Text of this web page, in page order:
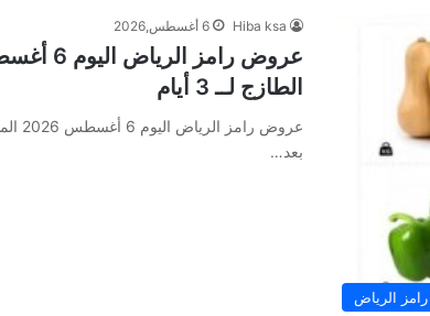
الرياض
Hiba ksa 6 أغسطس,2026
الطازج لــ 3 أيام
بعد…